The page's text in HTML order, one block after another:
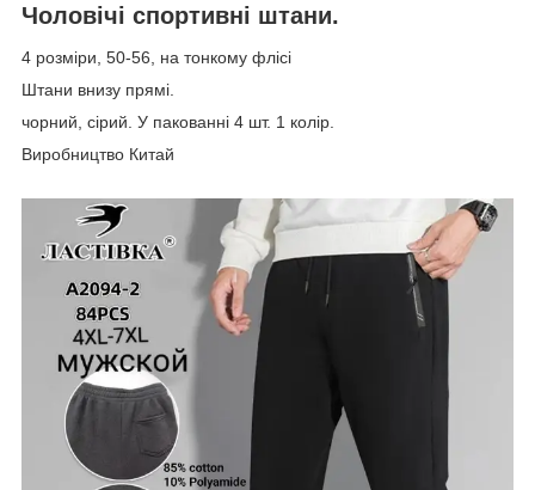
Чоловічі спортивні штани.
4 розміри, 50-56, на тонкому флісі
Штани внизу прямі.
чорний, сірий. У пакованні 4 шт. 1 колір.
Виробництво Китай